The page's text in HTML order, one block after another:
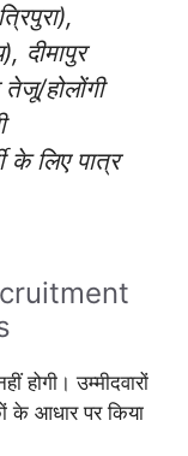
दीमापुर
होलोंगी
के लिए पात्र
होगी। उम्मीदवारों
के आधार पर किया